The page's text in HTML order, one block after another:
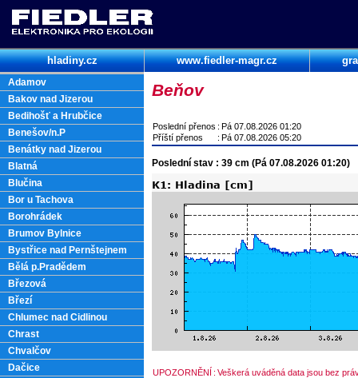
hladiny.cz www.fiedler-magr.cz
Adamov
Bakov nad Jizerou
Bedihošť a Hrubčice
Benešov/n.P
Benátky nad Jizerou
Blatná
Blučina
Bor u Tachova
Borohrádek
Brumov Bylnice
Bystřice nad Pernštejnem
Bělá p.Pradědem
Březová
Březí
Chlumec nad Cidlinou
Chrast
Chvalčov
Dačice
Beňov
Poslední přenos : Pá 07.08.2026 01:20
Příští přenos
: Pá 07.08.2026 05:20
Poslední stav : 39 cm (Pá 07.08.2026 01:20)
UPOZORNĚNÍ : Veškerá uváděná data jsou bez